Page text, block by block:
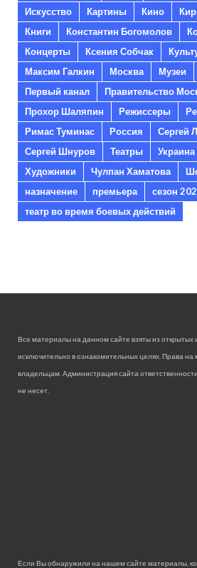
Искусство
Картины Кино
Книги
Константин Богомолов
Концерты
Ксения Собчак
Максим Галкин
Москва Музеи
Первый канал
Правительство
Прохор Шаляпин
Режиссеры
Римас Туминас
Россия
Сергей
Сергей Шнуров
Театры Украина
Художники
Чулпан Хаматова
назначение
премьера сезон
театр во время боевых действий
Все материалы на данном сайте взяты из открытых
исключительно в ознакомительных целях. Права
владельцам. Администрация сайта
не несет.
Если Вы обнаружили на нашем сайте материалы,